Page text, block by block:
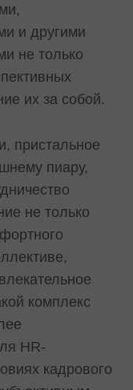
и другими
не только
их за собой.
пристальное
пиару,
не только
комплекс
HR-
кадрового